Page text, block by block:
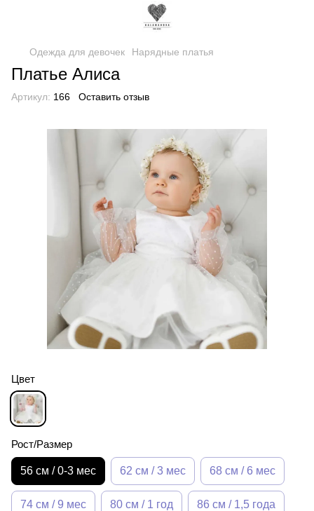
Одежда для девочек Нарядные платья
Платье Алиса
Артикул: 166 Оставить отзыв
Цвет
Рост/Размер
56 см / 0-3 мес 62 см / 3 мес 68 см / 6 мес
74 см / 9 мес 80 см / 1 год 86 см / 1,5 года